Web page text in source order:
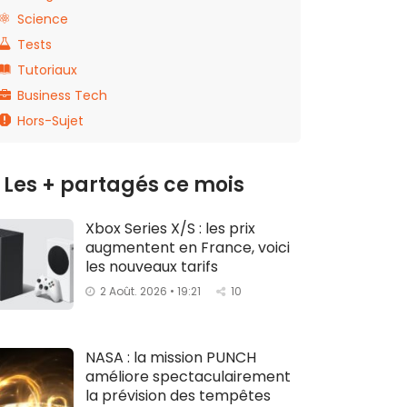
Science
Tests
Tutoriaux
Business Tech
Hors-Sujet
Les + partagés ce mois
Xbox Series X/S : les prix
augmentent en France, voici
les nouveaux tarifs
2 Août. 2026 • 19:21 10
NASA : la mission PUNCH
améliore spectaculairement
la prévision des tempêtes